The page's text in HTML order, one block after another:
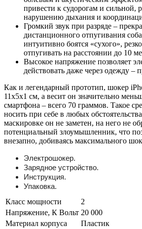
привести к судорогам и сильной,
нарушению дыхания и
Громкий звук при разряде –
дистанционного отпугивания
интуитивно боятся «сухого»,
отпугивать на расстоянии до 10
Высокое напряжение позволяет
действовать даже через одежду –
Как и легендарный прототип, шокер
11х5х1 см, а весит он значительно
смартфона – всего 70 граммов. Такое
носить при себе в любых
маскировке он не заметен, на него не
потенциальный злоумышленник, что
внезапно, добиваясь максимального
Электрошокер.
Зарядное устройство.
Инструкция.
Упаковка.
Класс мощности
2
Напряжение, К Вольт 20 000
Материал корпуса
Пластик